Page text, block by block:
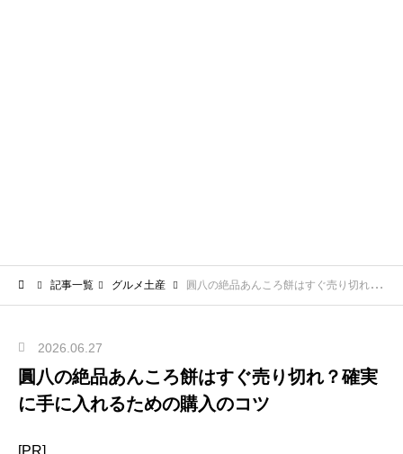
記事一覧 グルメ土産 圓八の絶品あんころ餅はすぐ売り切れ？確実に手に入れるための購入のコツ
2026.06.27
圓八の絶品あんころ餅はすぐ売り切れ？確実
に手に入れるための購入のコツ
[PR]